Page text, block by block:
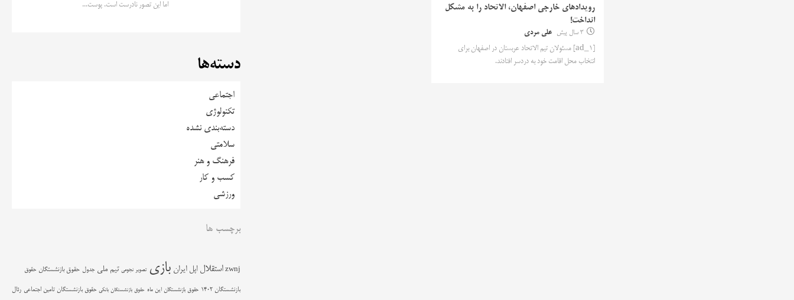
رویدادهای خارجی اصفهان، الاتحاد را به مشکل
انداخت!
3 سال پیش علی مردی
[ad_1] مسئولان تیم الاتحاد عربستان در اصفهان برای
انتخاب محل اقامت خود به دردسر افتادند.
اما این تصور نادرست است. پوست...
دسته‌ها
اجتماعی
تکنولوژی
دسته‌بندی نشده
سلامتی
فرهنگ و هنر
کسب و کار
ورزشی
برچسب ها
zwnj استقلال اپل ایران بازی تصویر نجومی تیم ملی جدول حقوق بازنشستگان حقوق
بازنشستگان 1402 حقوق بازنشستگان این ماه حقوق بازنشستگان بانکی حقوق بازنشستگان تامین اجتماعی رئال